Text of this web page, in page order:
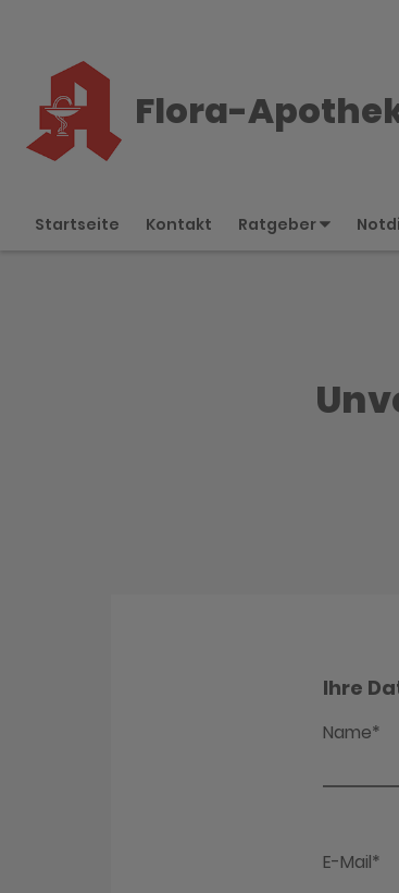
Flora-
Startseite Kontakt Ratgeber